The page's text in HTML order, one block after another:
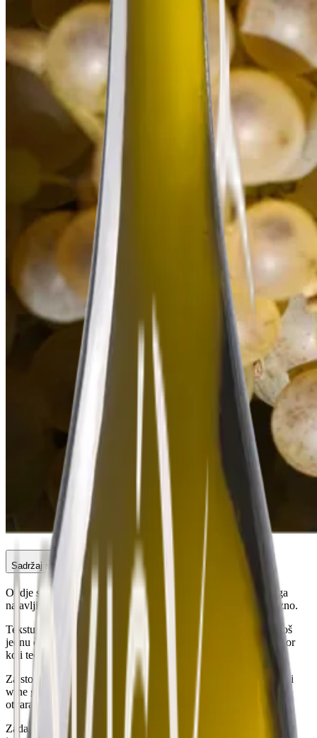
Sadržaj stranice
Ovdje se jede jedan od najboljih rižota u Dalmaciji. Nećemo ga
najavljivati, morate ga probati. Kod Tome u Cantinetti, obavezno.
Tekstura koja ostaje, dubina okusa bez viška, tanjur koji traži još
jednu čašu vina. Ručak lako preraste u sate, u hladu, uz razgovor
koji teče bez napora.
Za stolove kojima se vraćamo: Cantinetta, Evala, Pini, kao i mali
wine gardeni skriveni iza kamenih zidova. Mjesta gdje se vino
otvara polako, uz hranu, uz vrijeme, uz ljude.
Zadar, energija, more i ozbiljan stol. Zadar je grad koji se kreće